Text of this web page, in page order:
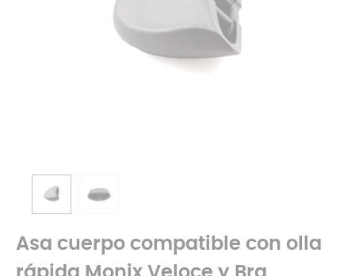
Asa cuerpo compatible con olla